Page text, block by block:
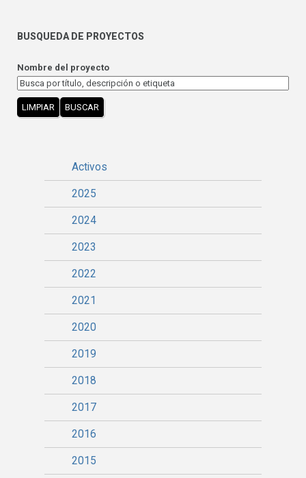
BUSQUEDA DE PROYECTOS
Nombre del proyecto
LIMPIAR BUSCAR
Activos
2025
2024
2023
2022
2021
2020
2019
2018
2017
2016
2015